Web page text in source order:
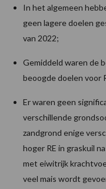
In het algemeen
geen lagere doelen
van 2022;
Gemiddeld waren de
beoogde doelen voor
Er waren geen
verschillende
zandgrond enige
hoger RE in graskuil
met eiwitrijk
veel mais wordt